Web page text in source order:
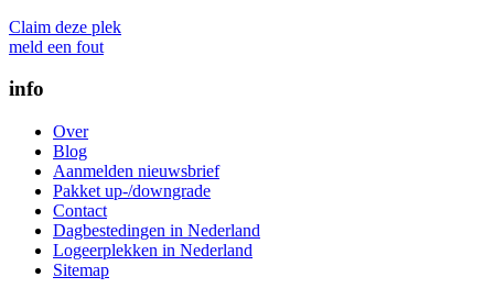
Claim deze plek
meld een fout
info
Over
Blog
Aanmelden nieuwsbrief
Pakket up-/downgrade
Contact
Dagbestedingen in Nederland
Logeerplekken in Nederland
Sitemap